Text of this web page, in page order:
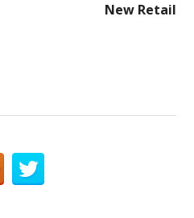
New Retail